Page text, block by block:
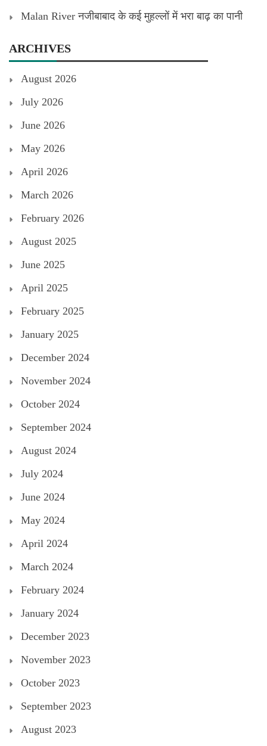
Malan River नजीबाबाद के कई मुहल्लों में भरा बाढ़ का पानी
ARCHIVES
August 2026
July 2026
June 2026
May 2026
April 2026
March 2026
February 2026
August 2025
June 2025
April 2025
February 2025
January 2025
December 2024
November 2024
October 2024
September 2024
August 2024
July 2024
June 2024
May 2024
April 2024
March 2024
February 2024
January 2024
December 2023
November 2023
October 2023
September 2023
August 2023